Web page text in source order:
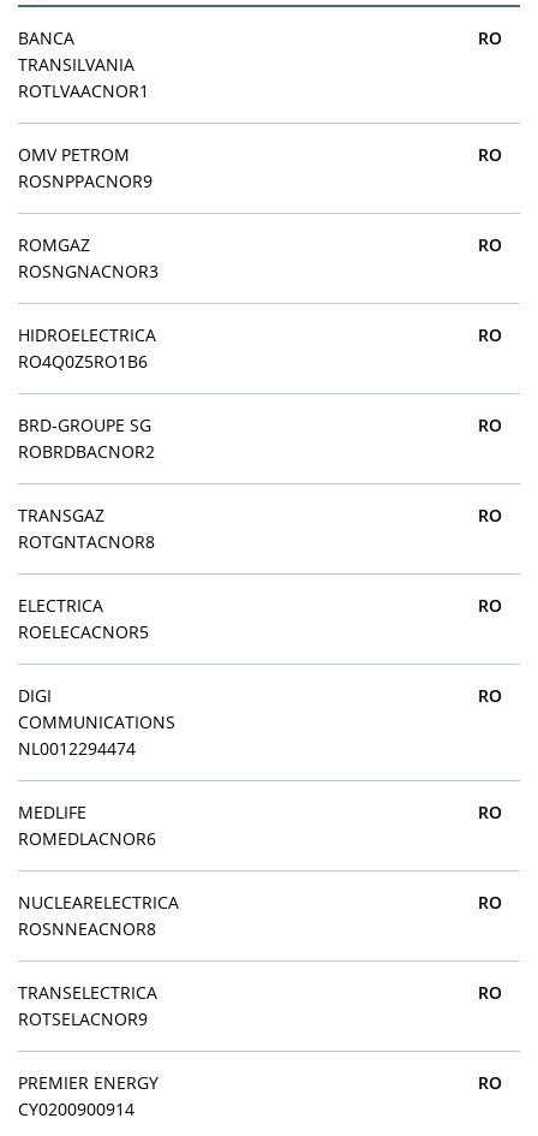
BANCA
TRANSILVANIA
ROTLVAACNOR1
RO
OMV PETROM
ROSNPPACNOR9
RO
ROMGAZ
ROSNGNACNOR3
RO
HIDROELECTRICA
RO4Q0Z5RO1B6
RO
BRD-GROUPE SG
ROBRDBACNOR2
RO
TRANSGAZ
ROTGNTACNOR8
RO
ELECTRICA
ROELECACNOR5
RO
DIGI
COMMUNICATIONS
NL0012294474
RO
MEDLIFE
ROMEDLACNOR6
RO
NUCLEARELECTRICA
ROSNNEACNOR8
RO
TRANSELECTRICA
ROTSELACNOR9
RO
PREMIER ENERGY
CY0200900914
RO